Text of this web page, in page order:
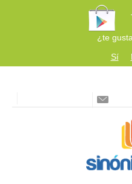
¿te
Sí